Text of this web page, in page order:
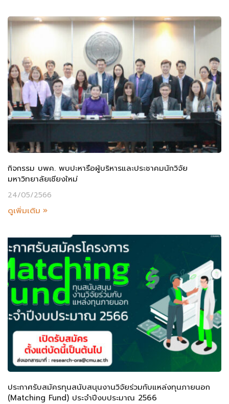
กิจกรรม บพค. พบปะหารือผู้บริหารและประชาคมนักวิจัย
มหาวิทยาลัยเชียงใหม่
24/05/2566
ดูเพิ่มเติม »
ประกาศรับสมัครทุนสนับสนุนงานวิจัยร่วมกับแหล่งทุนภายนอก
(Matching Fund) ประจำปีงบประมาณ 2566